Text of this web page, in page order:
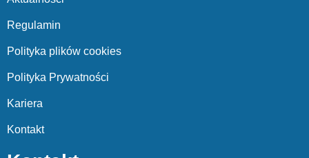
Regulamin
Polityka plików cookies
Polityka Prywatności
Kariera
Kontakt